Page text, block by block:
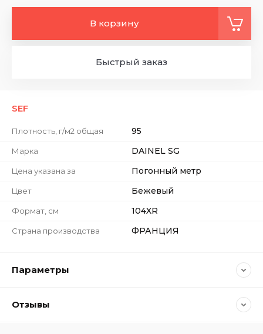
SEF
Плотность, г/м2 общая 95
Марка DAINEL SG
Цена указана за Погонный метр
Цвет Бежевый
Формат, см 104XR
Страна производства ФРАНЦИЯ
В корзину
Быстрый заказ
Параметры
Отзывы